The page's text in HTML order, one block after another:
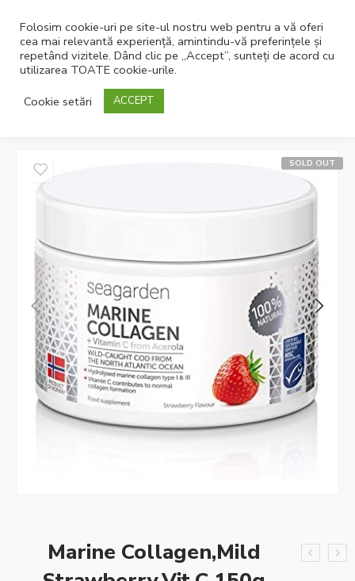
Pagina principală
SOLD OUT
Marine Collagen,Mild
Folosim cookie-uri pe site-ul nostru web pentru a vă oferi
cea mai relevantă experiență, amintindu-vă preferințele și
repetând vizitele. Dând clic pe „Accept”, sunteți de acord cu
utilizarea TOATE cookie-urile.
Cookie setări
ACCEPT